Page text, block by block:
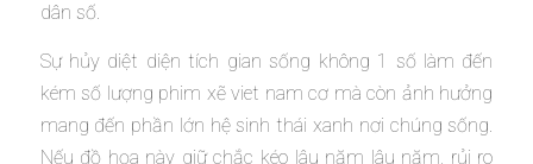
dân số.
Sự hủy diệt diện tích gian sống không 1 số làm đến
kém số lượng phim xẽ viet nam cơ mà còn ảnh hưởng
mang đến phần lớn hệ sinh thái xanh nơi chúng sống.
Nếu đồ họa này giữ chắc kéo lâu năm lâu năm, rủi ro